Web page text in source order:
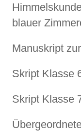
blauer
Manuskript
Skript Klasse
Skript Klasse